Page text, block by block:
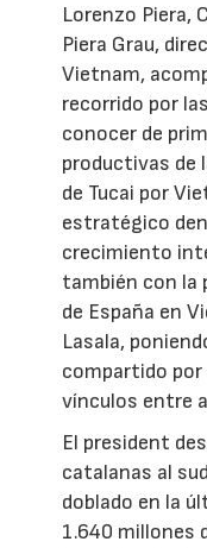
Lorenzo Piera,
Piera Grau,
Vietnam,
recorrido por
conocer de
productivas de
de Tucai por
estratégico
crecimiento
también con la
de España en
Lasala,
compartido
vínculos entre
El president
catalanas al
doblado en la
1.640 millones